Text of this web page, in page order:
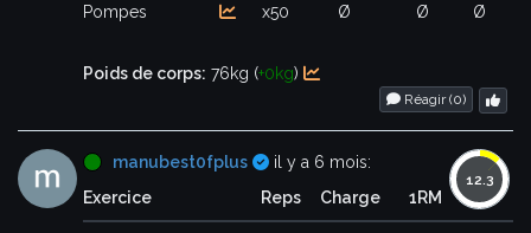
Pompes x50 Ø Ø Ø
Poids de corps: 76kg (+0kg)
Réagir (0)
manubest0fplus Certifié
il y a 6 mois:
Exercice
Reps Charge 1RM